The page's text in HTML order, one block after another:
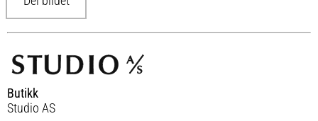
Butikk
Studio AS